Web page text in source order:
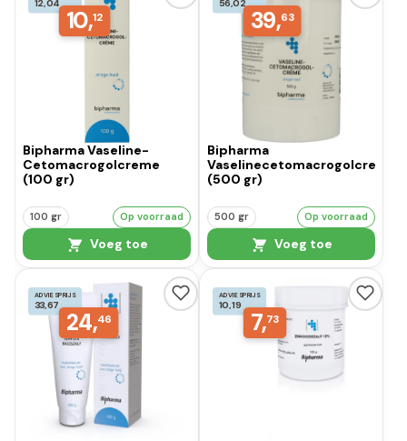
10,12
Bipharma Vaseline-
Cetomacrogolcreme
(100 gr)
100 gr Op voorraad
Voeg toe
39,63
Bipharma
Vaselinecetomacrogolcreme
(500 gr)
500 gr Op voorraad
Voeg toe
ADVIESPRIJS
33,67
24,46
ADVIESPRIJS
10,19
7,73